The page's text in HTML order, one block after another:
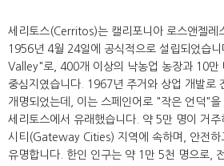
세리토스(Cerritos)는 캘리포니아 로스앤젤레
1956년 4월 24일에 공식적으로 설립되었습
Valley"로, 400개 이상의 낙농업 농장과 10만
중심지였습니다. 1967년 주거와 상업 개발로
개명되었는데, 이는 스페인어로 "작은 언덕"
세리토스에서 유래했습니다. 약 5만 명이 거주
시티(Gateway Cities) 지역에 속하며, 안전하
유명합니다. 한인 인구는 약 1만 5천 명으로,